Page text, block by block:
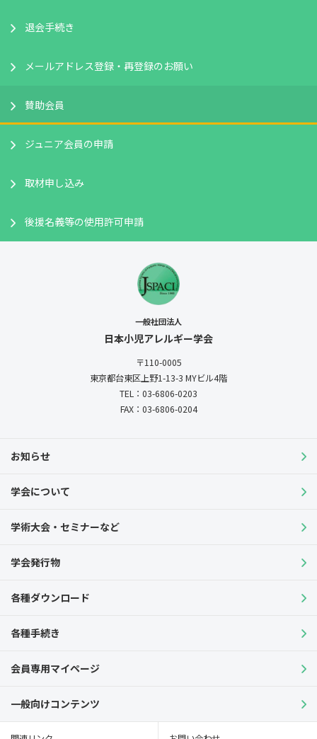
退会手続き
メールアドレス登録・再登録のお願い
賛助会員
ジュニア会員の申請
取材申し込み
後援名義等の使用許可申請
一般社団法人
日本小児アレルギー学会
〒110-0005
東京都台東区上野1-13-3 MYビル4階
TEL：03-6806-0203
FAX：03-6806-0204
お知らせ
学会について
学術大会・セミナーなど
学会発行物
各種ダウンロード
各種手続き
会員専用マイページ
一般向けコンテンツ